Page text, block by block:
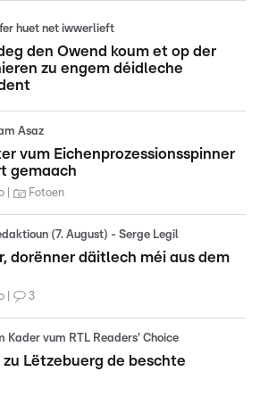
huet net iwwerlieft
den Owend koum et op der
zu engem déidleche
Asaz
vum Eichenprozessionsspinner
gemaach
Fotoen
(7. August) - Serge Legil
dorënner däitlech méi aus dem
3
Kader vum RTL Readers' Choice
Lëtzebuerg de beschte